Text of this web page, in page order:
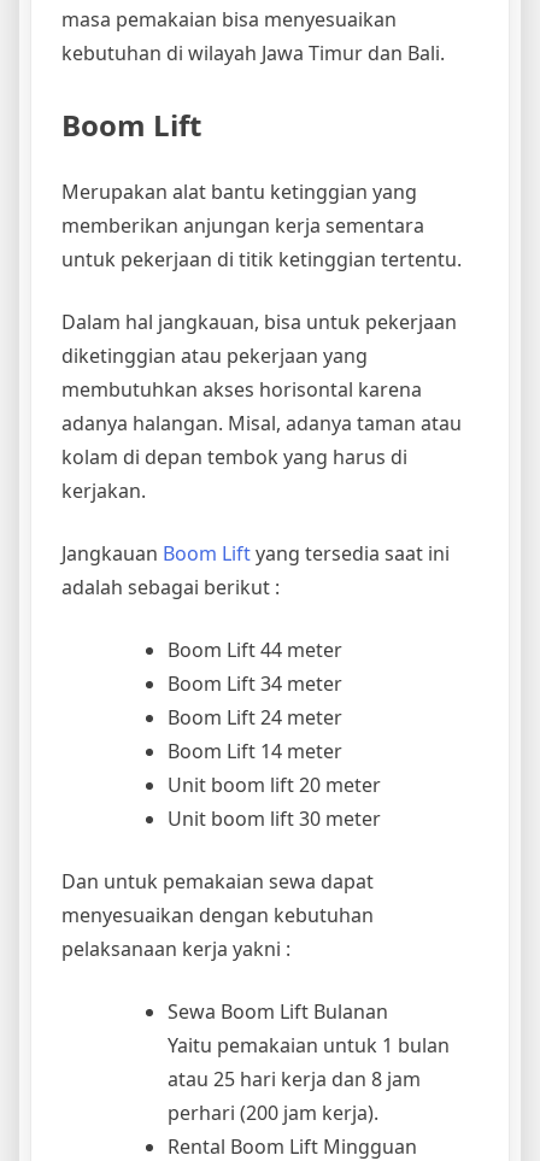
masa pemakaian bisa menyesuaikan
kebutuhan di wilayah Jawa Timur dan Bali.
Boom Lift
Merupakan alat bantu ketinggian yang
memberikan anjungan kerja sementara
untuk pekerjaan di titik ketinggian tertentu.
Dalam hal jangkauan, bisa untuk pekerjaan
diketinggian atau pekerjaan yang
membutuhkan akses horisontal karena
adanya halangan. Misal, adanya taman atau
kolam di depan tembok yang harus di
kerjakan.
Jangkauan Boom Liftyang tersedia saat ini
adalah sebagai berikut :
Boom Lift 44 meter
Boom Lift 34 meter
Boom Lift 24 meter
Boom Lift 14 meter
Unit boom lift 20 meter
Unit boom lift 30 meter
Dan untuk pemakaian sewa dapat
menyesuaikan dengan kebutuhan
pelaksanaan kerja yakni :
Sewa Boom Lift Bulanan
Yaitu pemakaian untuk 1 bulan
atau 25 hari kerja dan 8 jam
perhari (200 jam kerja).
Rental Boom Lift Mingguan